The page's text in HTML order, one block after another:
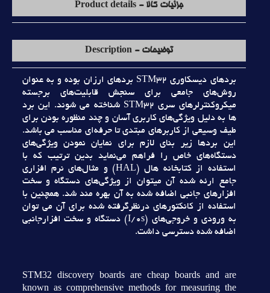
جزئیات کالا - Product details
توضیحات - Description
بردهاي ديسکاوري STM32 بردهاي ارزان بوده و به عنوان
روش‌هاي جامعي براي سنجش قابليت‌هاي برجسته
ميکروکنترلرهاي سري STM32 شناخته مي شوند. اين برد
ها به دليل ويژگي‌هاي کاربري آسان و چند منظوره بودن براي
طيف وسيعي از کاربرهاي مبتدي تا حرفه‌اي مناسب مي باشد.
اين بردها زير بناي لازم براي نمايان نمودن ويژگي‌هاي
دستگاه‌هاي خاص را فراهم مي‌نمايد بدين ترتيب که با
استفاده از کتابخانه هال (HAL) و مثال‌هاي نرم افزاري
جامع ارئه شده آن ميتوان از ويژگي‌هاي دستگاه و سخت
افزارهاي جانبي اضافه شده به آن بهره مند شد. همچنين با
استفاده از کانکتورهاي درنظرگرفته شده براي آن مي توان
به ورودي و خروجي‌هاي (I/0s) دستگاه و سخت افزارجانبي
اضافه شده دسترسي داشت.
STM32 discovery boards are cheap boards and are
known as comprehensive methods for measuring the